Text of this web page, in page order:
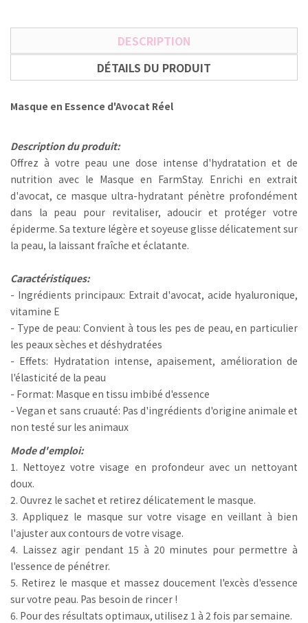
DESCRIPTION
DÉTAILS DU PRODUIT
Masque en Essence d'Avocat Réel
Description du produit:
Offrez à votre peau une dose intense d'hydratation et de
nutrition avec le Masque en FarmStay. Enrichi en extrait
d'avocat, ce masque ultra-hydratant pénètre profondément
dans la peau pour revitaliser, adoucir et protéger votre
épiderme. Sa texture légère et soyeuse glisse délicatement sur
la peau, la laissant fraîche et éclatante.
Caractéristiques:
- Ingrédients principaux: Extrait d'avocat, acide hyaluronique,
vitamine E
- Type de peau: Convient à tous les pes de peau, en particulier
les peaux sèches et déshydratées
- Effets: Hydratation intense, apaisement, amélioration de
l'élasticité de la peau
- Format: Masque en tissu imbibé d'essence
- Vegan et sans cruauté: Pas d'ingrédients d'origine animale et
non testé sur les animaux
Mode d'emploi:
1. Nettoyez votre visage en profondeur avec un nettoyant
doux.
2. Ouvrez le sachet et retirez délicatement le masque.
3. Appliquez le masque sur votre visage en veillant à bien
l'ajuster aux contours de votre visage.
4. Laissez agir pendant 15 à 20 minutes pour permettre à
l'essence de pénétrer.
5. Retirez le masque et massez doucement l'excès d'essence
sur votre peau. Pas besoin de rincer !
6. Pour des résultats optimaux, utilisez 1 à 2 fois par semaine.